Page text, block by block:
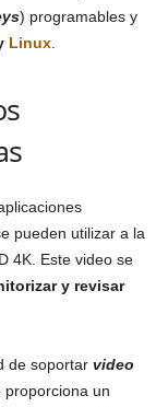
) programables y
Linux
pueden utilizar a la
4K. Este video se
y revisar
de soportar video
proporciona un